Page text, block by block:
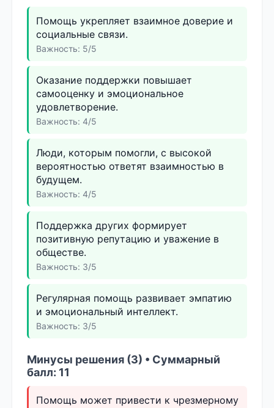
Помощь укрепляет взаимное доверие и
социальные связи.
Важность: 5/5
Оказание поддержки повышает
самооценку и эмоциональное
удовлетворение.
Важность: 4/5
Люди, которым помогли, с высокой
вероятностью ответят взаимностью в
будущем.
Важность: 4/5
Поддержка других формирует
позитивную репутацию и уважение в
обществе.
Важность: 3/5
Регулярная помощь развивает эмпатию
и эмоциональный интеллект.
Важность: 3/5
Минусы решения (3) • Суммарный
балл: 11
Помощь может привести к чрезмерному